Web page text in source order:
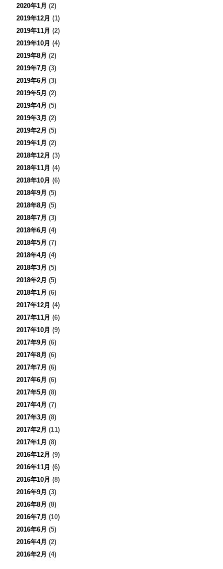
2020年1月 (2)
2019年12月 (1)
2019年11月 (2)
2019年10月 (4)
2019年8月 (2)
2019年7月 (3)
2019年6月 (3)
2019年5月 (2)
2019年4月 (5)
2019年3月 (2)
2019年2月 (5)
2019年1月 (2)
2018年12月 (3)
2018年11月 (4)
2018年10月 (6)
2018年9月 (5)
2018年8月 (5)
2018年7月 (3)
2018年6月 (4)
2018年5月 (7)
2018年4月 (4)
2018年3月 (5)
2018年2月 (5)
2018年1月 (6)
2017年12月 (4)
2017年11月 (6)
2017年10月 (9)
2017年9月 (6)
2017年8月 (6)
2017年7月 (6)
2017年6月 (6)
2017年5月 (8)
2017年4月 (7)
2017年3月 (8)
2017年2月 (11)
2017年1月 (8)
2016年12月 (9)
2016年11月 (6)
2016年10月 (8)
2016年9月 (3)
2016年8月 (8)
2016年7月 (10)
2016年6月 (5)
2016年4月 (2)
2016年2月 (4)